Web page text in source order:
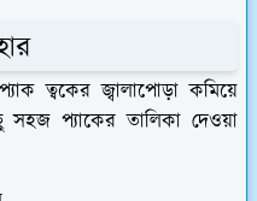
ত্বকের জ্বালাপোড়া কমিয়ে
প্যাকের তালিকা দেওয়া